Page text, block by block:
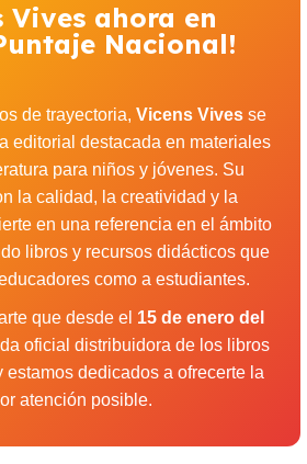
Vives ahora en
Nacional!
de trayectoria, Vicens Vives se
editorial destacada en materiales
para niños y jóvenes. Su
la calidad, la creatividad y la
en una referencia en el ámbito
libros y recursos didácticos que
como a estudiantes.
que desde el 15 de enero del
oficial distribuidora de los libros
estamos dedicados a ofrecerte la
atención posible.